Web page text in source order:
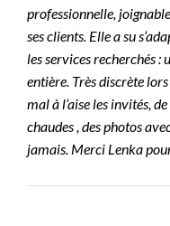
professionnelle,
ses clients. Elle a su
les services recherchés :
entière. Très discrète
mal à l’aise les invités,
chaudes , des photos
jamais. Merci Lenka